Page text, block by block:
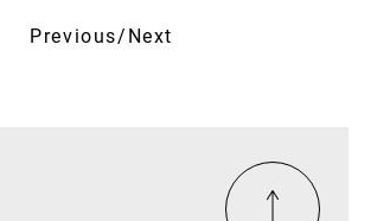
Previous/Next